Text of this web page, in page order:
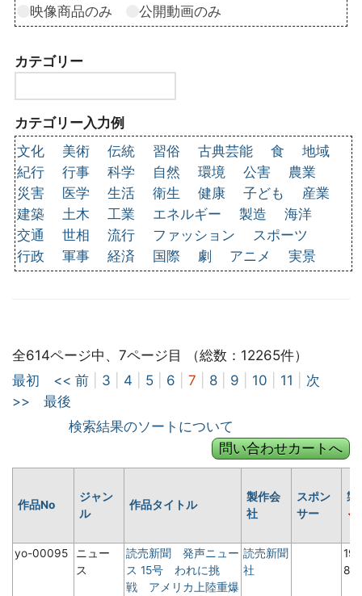
映像商品のみ
公開動画のみ
カテゴリー
カテゴリー入力例
文化
美術 伝統 習俗 古典芸能 食
地域
紀行
行事 科学 自然 環境 公害
農業
災害
医学 生活 衛生 健康 子ども
産業
建築
土木 工業 エネルギー 製造
海洋
交通
世相 流行 ファッション
スポーツ
行政
軍事 経済 国際 劇 アニメ 実景
全614ページ中、7ページ目 （総数：12265件）
最初
<< 前 3 4 5 6 7 8 9 10 11
次
>>
最後
検索結果のソートについて
作品No
ジャン
ル
作品タイトル
製作会
社
スポン
サー
製
yo-00095
ニュー
ス
読売新聞 発声ニュー
ス 15号 われに挑
戦 アメリカ上陸重爆
読売新聞
社
8